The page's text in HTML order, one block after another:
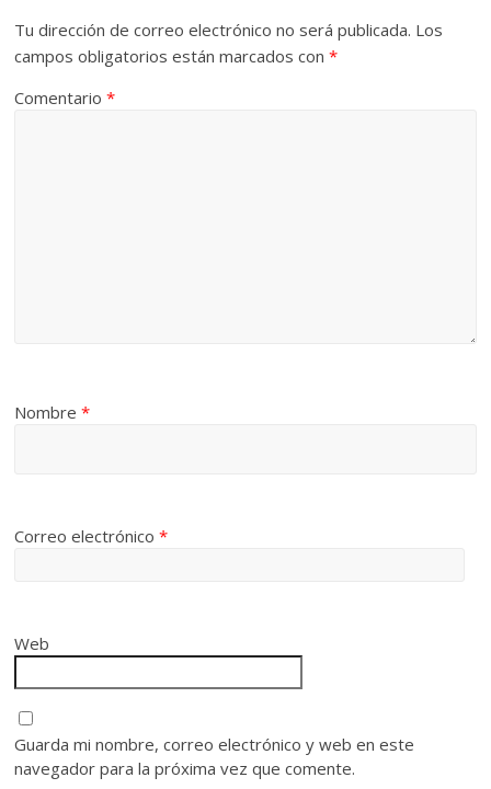
Tu dirección de correo electrónico no será publicada. Los
campos obligatorios están marcados con*
Comentario*
Nombre*
Correo electrónico*
Web
Guarda mi nombre, correo electrónico y web en este
navegador para la próxima vez que comente.